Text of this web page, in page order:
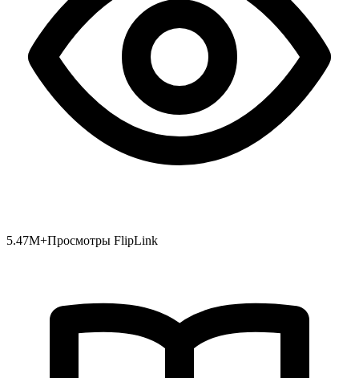
5.47M+Просмотры FlipLink